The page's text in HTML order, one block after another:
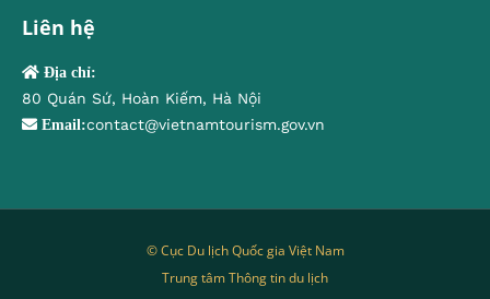
Liên hệ
Địa chỉ:
80 Quán Sứ, Hoàn Kiếm, Hà Nội
Email:contact@vietnamtourism.gov.vn
© Cục Du lịch Quốc gia Việt Nam
Trung tâm Thông tin du lịch